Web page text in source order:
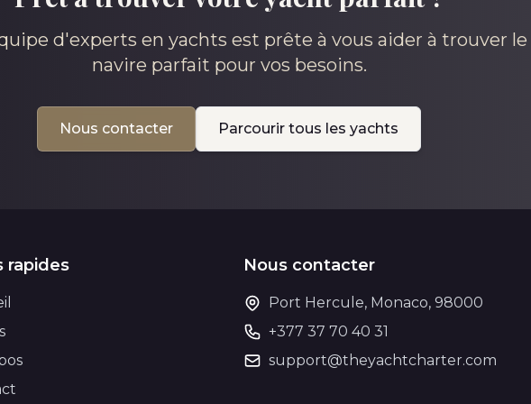
d'experts en yachts est prête à vous aider à trouver le
navire parfait pour vos besoins.
Nous contacter Parcourir tous les yachts
rapides Nous contacter
Port Hercule, Monaco, 98000
+377 37 70 40 31
support@theyachtcharter.com